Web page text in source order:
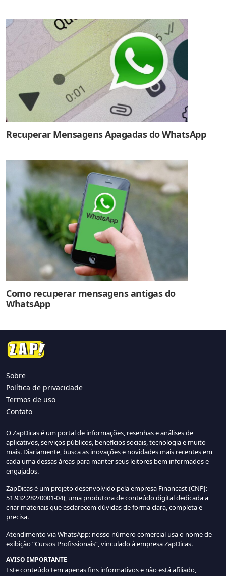
Recuperar Mensagens Apagadas do WhatsApp
Como recuperar mensagens antigas do
WhatsApp
Sobre
Política de privacidade
Termos de uso
Contato
O ZapDicas é um portal de informações, resenhas e análises de
aplicativos, serviços públicos, benefícios sociais, tecnologia e muito
mais. Diariamente, busca as inovações e novidades mais recentes em
cada uma dessas áreas para manter seus leitores bem informados e
engajados.
ZapDicas é um projeto desenvolvido pela empresa Financast (CNPJ:
51.932.282/0001-04), uma produtora de conteúdo digital dedicada a
criar materiais que esclarecem dúvidas de forma clara, completa e
precisa.
Atendimento via WhatsApp: nosso número comercial usa o nome de
exibição “Cursos Profissionais”, vinculado à empresa ZapDicas.
AVISO IMPORTANTE
Este conteúdo tem apenas fins informativos e não está afiliado,